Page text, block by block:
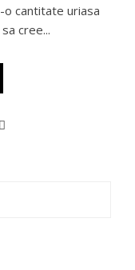
cantitate uriasa
cree...